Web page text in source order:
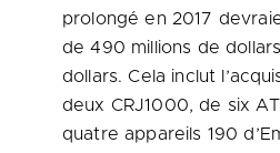
prolongé en 2017
de 490 millions de
dollars. Cela inclut
deux CRJ1000, de six
quatre appareils 190